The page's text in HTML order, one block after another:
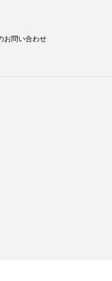
お問い合わせ